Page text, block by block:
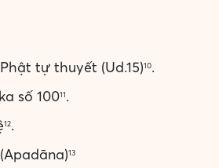
tự thuyết (Ud.15)10.
số 10011.
12.
13